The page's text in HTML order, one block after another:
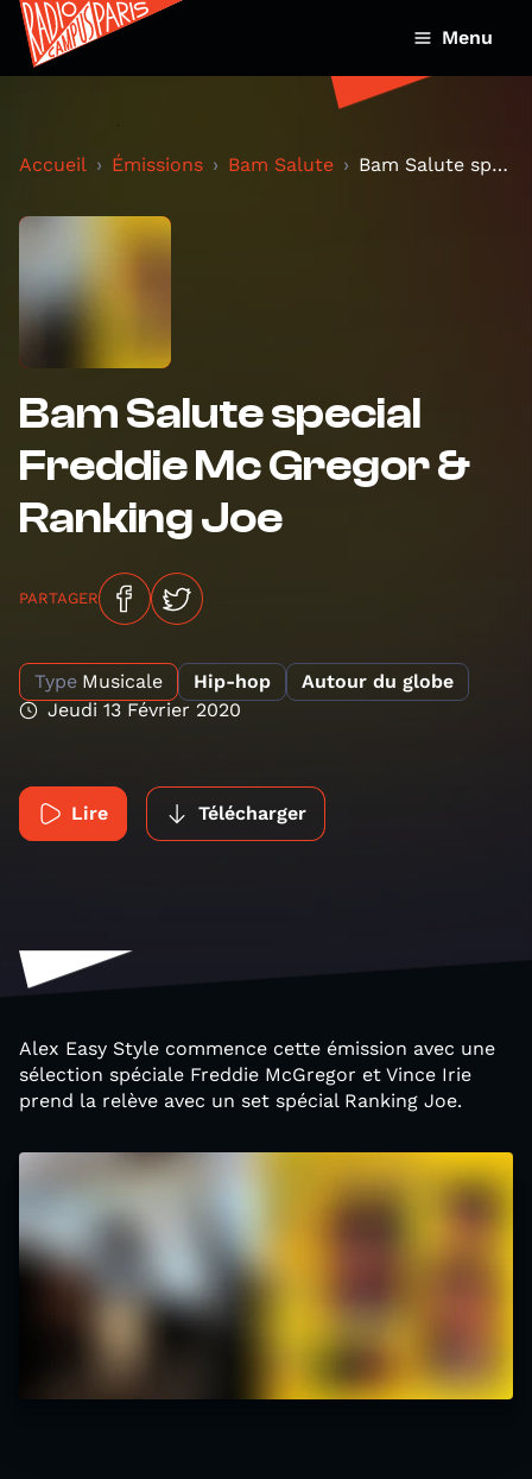
Menu
Accueil Émissions Bam Salute Bam Salute special Freddie Mc Gregor & Ranking Joe
Bam Salute special
Freddie Mc Gregor &
Ranking Joe
PARTAGER
Type Musicale Hip-hop
Autour du globe
Jeudi 13 Février 2020
Lire Télécharger
Alex Easy Style commence cette émission avec une
sélection spéciale Freddie McGregor et Vince Irie
prend la relève avec un set spécial Ranking Joe.